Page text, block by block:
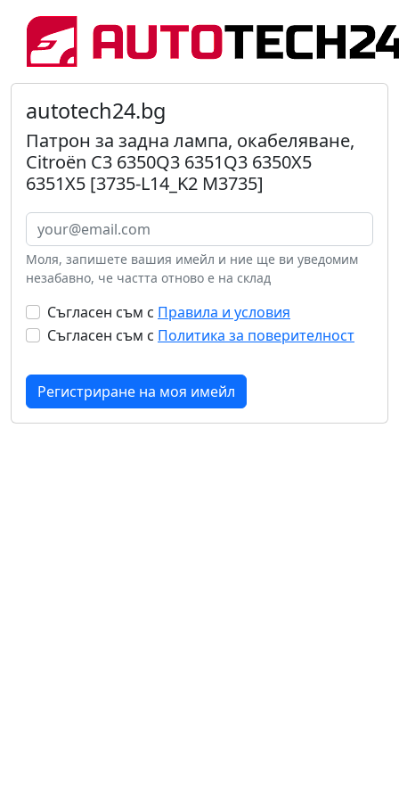
autotech24.bg
Патрон за задна лампа, окабеляване,
Citroën C3 6350Q3 6351Q3 6350X5
6351X5 [3735-L14_K2 M3735]
Моля, запишете вашия имейл и ние ще ви уведомим
незабавно, че частта отново е на склад
Съгласен съм с Правила и условия
Съгласен съм с Политика за поверителност
Регистриране на моя имейл